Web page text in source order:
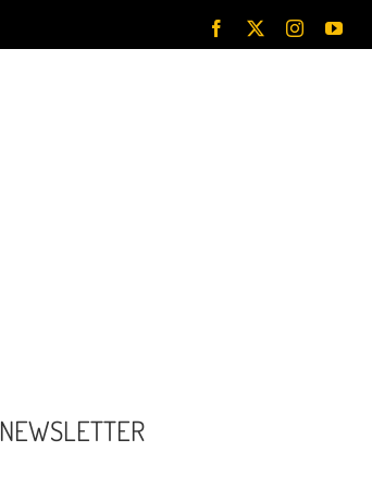
Facebook Instagram
NEWSLETTER